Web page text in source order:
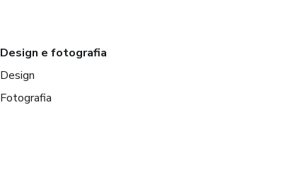
Design e fotografia
Design
Fotografia